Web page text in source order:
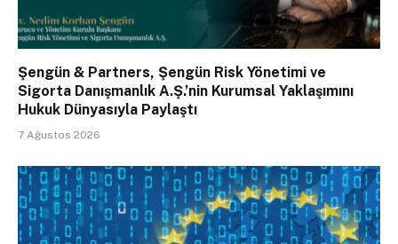
Şengün & Partners, Şengün Risk Yönetimi ve
Sigorta Danışmanlık A.Ş.’nin Kurumsal Yaklaşımını
Hukuk Dünyasıyla Paylaştı
7 Ağustos 2026